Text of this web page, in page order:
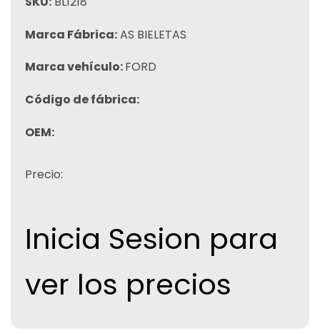
Marca Fábrica:AS BIELETAS
Marca vehículo:FORD
Código de fábrica:
OEM:
Precio:
Inicia Sesion para
ver los precios